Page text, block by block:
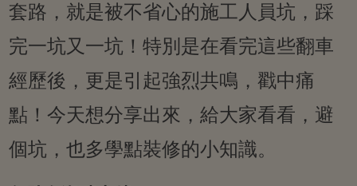
套路，就是被不省心的施工人員坑，踩
完一坑又一坑！特別是在看完這些翻車
經歷後，更是引起強烈共鳴，戳中痛
點！今天想分享出來，給大家看看，避
個坑，也多學點裝修的小知識。